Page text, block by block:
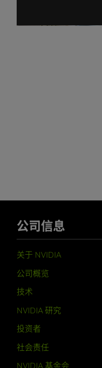
公司信息
关于 NVIDIA
公司概览
技术
NVIDIA 研究
投资者
社会责任
NVIDIA 基金会